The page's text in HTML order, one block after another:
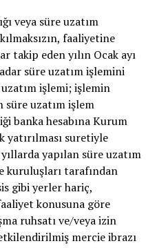
veya süre uzatım
faaliyetine
takip eden yılın Ocak ayı
süre uzatım işlemini
işlemi; işlemin
süre uzatım işlem
banka hesabına Kurum
yatırılması suretiyle
yapılan süre uzatım
kuruluşları tarafından
gibi yerler hariç,
konusuna göre
ruhsatı ve/veya izin
mercie ibrazı